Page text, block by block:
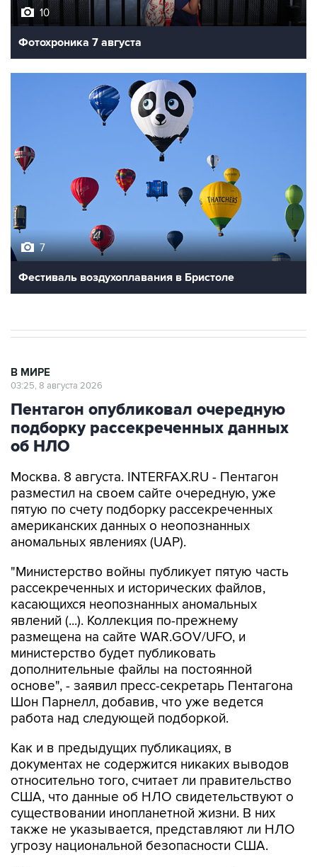
10
Фотохроника 7 августа
7
Фестиваль воздухоплавания в Бристоле
В МИРЕ
03:25, 8 августа 2026
Пентагон опубликовал очередную
подборку рассекреченных данных
об НЛО
Москва. 8 августа. INTERFAX.RU - Пентагон
разместил на своем сайте очередную, уже
пятую по счету подборку рассекреченных
американских данных о неопознанных
аномальных явлениях (UAP).
"Министерство войны публикует пятую часть
рассекреченных и исторических файлов,
касающихся неопознанных аномальных
явлений (...). Коллекция по-прежнему
размещена на сайте WAR.GOV/UFO, и
министерство будет публиковать
дополнительные файлы на постоянной
основе", - заявил пресс-секретарь Пентагона
Шон Парнелл, добавив, что уже ведется
работа над следующей подборкой.
Как и в предыдущих публикациях, в
документах не содержится никаких выводов
относительно того, считает ли правительство
США, что данные об НЛО свидетельствуют о
существовании инопланетной жизни. В них
также не указывается, представляют ли НЛО
угрозу национальной безопасности США.